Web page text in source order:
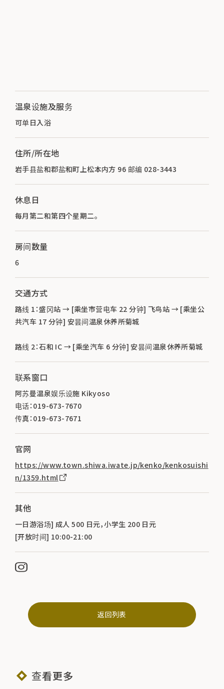
温泉设施及服务
可单日入浴
住所/所在地
岩手县盐和郡盐和町上松本内方 96 邮编 028-3443
休息日
每月第二和第四个星期二。
房间数量
6
交通方式
路线 1：盛冈站 → [乘坐市营电车 22 分钟] 飞鸟站 → [乘坐公
共汽车 17 分钟] 安昙间温泉休养所菊城
路线 2：石和 IC → [乘坐汽车 6 分钟] 安昙间温泉休养所菊城
联系窗口
阿苏曼温泉娱乐设施 Kikyoso
电话：019-673-7670
传真：019-673-7671
官网
https://www.town.shiwa.iwate.jp/kenko/kenkosuishi
n/1359.html
其他
一日游浴场] 成人 500 日元，小学生 200 日元
[开放时间] 10:00-21:00
返回列表
查看更多